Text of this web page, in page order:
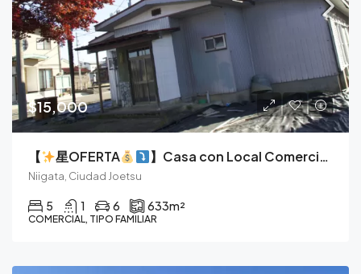
$15,000
【 星OFERTA 】Casa con Local Comercial en Esquina, Vive y Emprende en el Corazón de Soneda.
Niigata, Ciudad Joetsu
5 1 6 633m²
COMERCIAL, TIPO FAMILIAR